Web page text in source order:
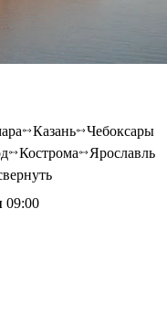
Казань
Чебоксары
Кострома
Ярославль
09:00